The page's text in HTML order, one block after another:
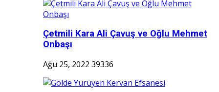
Çetmili Kara Ali Çavuş ve Oğlu Mehmet
Onbaşı
Ağu 25, 2022 39336